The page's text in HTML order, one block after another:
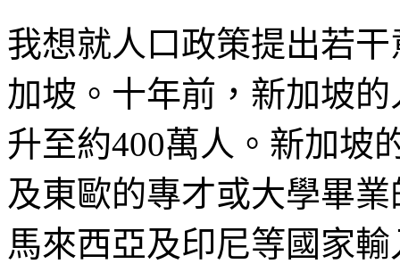
我想就人口政策提出若
加坡。十年前，新加坡
升至約400萬人。新加坡
及東歐的專才或大學畢
馬來西亞及印尼等國家